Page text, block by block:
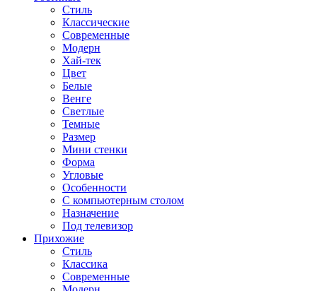
Стиль
Классические
Современные
Модерн
Хай-тек
Цвет
Белые
Венге
Светлые
Темные
Размер
Мини стенки
Форма
Угловые
Особенности
С компьютерным столом
Назначение
Под телевизор
Прихожие
Стиль
Классика
Современные